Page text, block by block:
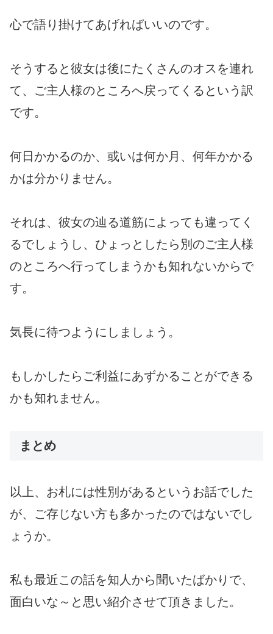
心で語り掛けてあげればいいのです。
そうすると彼女は後にたくさんのオスを連れ
て、ご主人様のところへ戻ってくるという訳
です。
何日かかるのか、或いは何か月、何年かかる
かは分かりません。
それは、彼女の辿る道筋によっても違ってく
るでしょうし、ひょっとしたら別のご主人様
のところへ行ってしまうかも知れないからで
す。
気長に待つようにしましょう。
もしかしたらご利益にあずかることができる
かも知れません。
まとめ
以上、お札には性別があるというお話でした
が、ご存じない方も多かったのではないでし
ょうか。
私も最近この話を知人から聞いたばかりで、
面白いな～と思い紹介させて頂きました。